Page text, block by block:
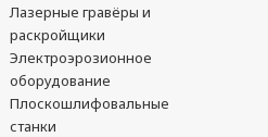
Лазерные гравёры и
раскройщики
Электроэрозионное
оборудование
Плоскошлифовальные
станки